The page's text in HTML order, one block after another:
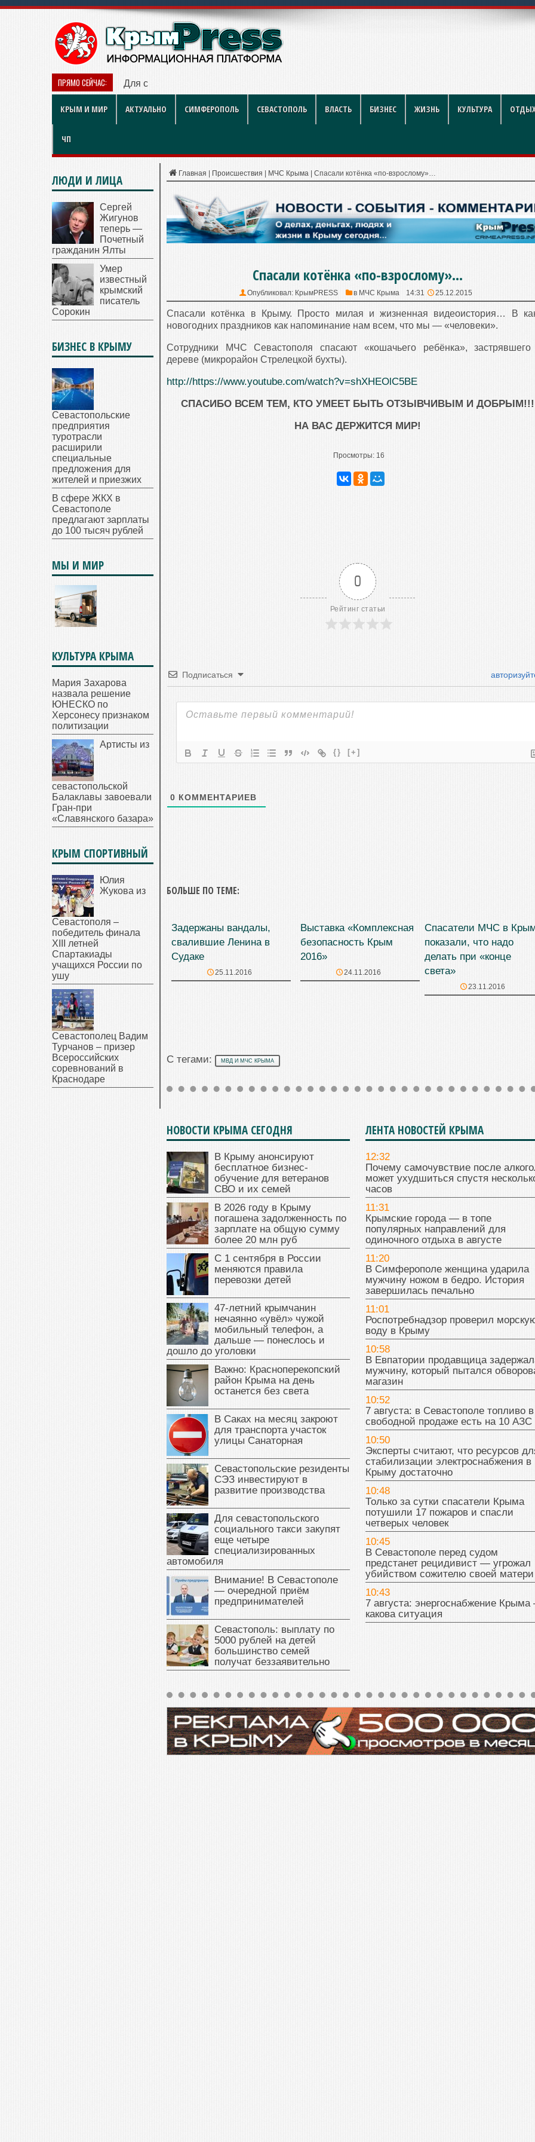
ПРЯМО СЕЙЧАС: Для севастопольского социального такси закупят еще
КРЫМ И МИР АКТУАЛЬНО СИМФЕРОПОЛЬ СЕВАСТОПОЛЬ ВЛАСТЬ БИЗНЕС ЖИЗНЬ КУЛЬТУРА
ЧП
Главная Происшествия МЧС Крыма Спасали котёнка «по-взрослому»…
Спасали котёнка «по-взрослому»…
Опубликовал: КрымPRESS в МЧС Крыма 14:31 25.12.2015
Спасали котёнка в Крыму. Просто милая и жизненная видеоистория… В
новогодних праздников как напоминание нам всем, что мы — «человеки».
Сотрудники МЧС Севастополя спасают «кошачьего ребёнка»,
дереве (микрорайон Стрелецкой бухты).
http://https://www.youtube.com/watch?v=shXHEOlC5BE
СПАСИБО ВСЕМ ТЕМ, КТО УМЕЕТ БЫТЬ ОТЗЫВЧИВЫМ И ДОБРЫМ!!!
НА ВАС ДЕРЖИТСЯ МИР!
Просмотры: 16
0
Рейтинг статьи
Подписаться
{} [+]
0 КОММЕНТАРИЕВ
БОЛЬШЕ ПО ТЕМЕ:
Задержаны вандалы,
свалившие Ленина в
Судаке
25.11.2016
Выставка «Комплексная
безопасность Крым
2016»
24.11.2016
Спасатели МЧС в
показали, что надо
делать при «конце
света»
23.11.2016
С тегами: МВД И МЧС КРЫМА
НОВОСТИ КРЫМА СЕГОДНЯ
В Крыму анонсируют
бесплатное бизнес-
обучение для ветеранов
СВО и их семей
В 2026 году в Крыму
погашена задолженность по
зарплате на общую сумму
более 20 млн руб
С 1 сентября в России
меняются правила
перевозки детей
47‑летний крымчанин
нечаянно «увёл» чужой
мобильный телефон, а
дальше — понеслось и
дошло до уголовки
Важно: Красноперекопский
район Крыма на день
останется без света
В Саках на месяц закроют
для транспорта участок
улицы Санаторная
Севастопольские резиденты
СЭЗ инвестируют в
развитие производства
Для севастопольского
социального такси закупят
еще четыре
специализированных
автомобиля
Внимание! В Севастополе
— очередной приём
предпринимателей
Севастополь: выплату по
5000 рублей на детей
большинство семей
получат беззаявительно
ЛЕНТА НОВОСТЕЙ КРЫМА
12:32
Почему самочувствие после
может ухудшиться спустя
часов
11:31
Крымские города — в топе
популярных направлений для
одиночного отдыха в августе
11:20
В Симферополе женщина ударила
мужчину ножом в бедро. История
завершилась печально
11:01
Роспотребнадзор проверил
воду в Крыму
10:58
В Евпатории продавщица
мужчину, который пытался
магазин
10:52
7 августа: в Севастополе топливо в
свободной продаже есть на 10 АЗС
10:50
Эксперты считают, что ресурсов
стабилизации электроснабжения в
Крыму достаточно
10:48
Только за сутки спасатели Крыма
потушили 17 пожаров и спасли
четверых человек
10:45
В Севастополе перед судом
предстанет рецидивист — угрожал
убийством сожителю своей матери
10:43
7 августа: энергоснабжение
какова ситуация
ЛЮДИ И ЛИЦА
Сергей
Жигунов
теперь —
Почетный
гражданин Ялты
Умер
известный
крымский
писатель
Сорокин
БИЗНЕС В КРЫМУ
Севастопольские
предприятия
туротрасли
расширили
специальные
предложения для
жителей и приезжих
В сфере ЖКХ в
Севастополе
предлагают зарплаты
до 100 тысяч рублей
МЫ И МИР
КУЛЬТУРА КРЫМА
Мария Захарова
назвала решение
ЮНЕСКО по
Херсонесу признаком
политизации
Артисты из
севастопольской
Балаклавы завоевали
Гран-при
«Славянского базара»
КРЫМ СПОРТИВНЫЙ
Юлия
Жукова из
Севастополя –
победитель финала
XIII летней
Спартакиады
учащихся России по
ушу
Севастополец Вадим
Турчанов – призер
Всероссийских
соревнований в
Краснодаре